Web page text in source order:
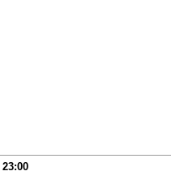
23:00